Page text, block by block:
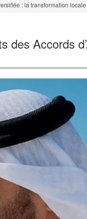
: la transformation locale est
Accords